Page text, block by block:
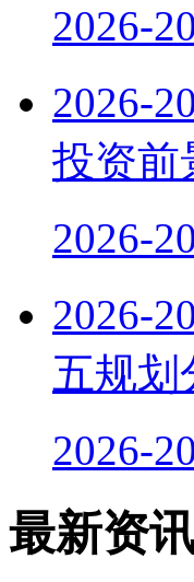
2026-
2026-
投资前
2026-
2026-
五规划
2026-
最新资